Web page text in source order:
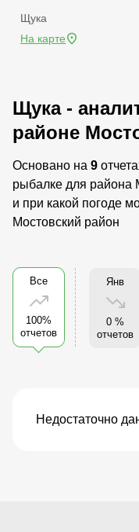
Щука
На карте
Щука -
районе
Основано на 9
рыбалке для района
и при какой погоде
Мостовский район
Все
100%
отчетов
Янв
0 %
отчетов
Недостаточно